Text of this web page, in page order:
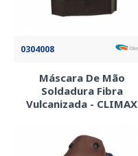
0304008
Máscara De Mão
Soldadura Fibra
Vulcanizada - CLIMAX